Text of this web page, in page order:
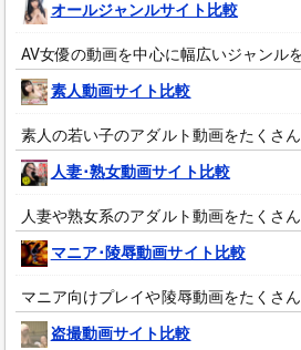
オールジャンルサイト比較
AV女優の動画を中心に幅広いジャンル
素人動画サイト比較
素人の若い子のアダルト動画をたくさ
人妻･熟女動画サイト比較
人妻や熟女系のアダルト動画をたくさ
マニア･陵辱動画サイト比較
マニア向けプレイや陵辱動画をたくさ
盗撮動画サイト比較